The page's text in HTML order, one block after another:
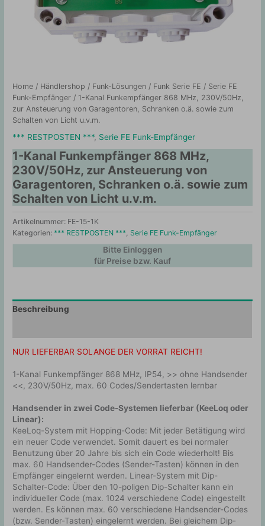
Home / Händlershop / Funk-Lösungen / Funk Serie FE / Serie FE
Funk-Empfänger / 1-Kanal Funkempfänger 868 MHz, 230V/50Hz,
zur Ansteuerung von Garagentoren, Schranken o.ä. sowie zum
Schalten von Licht u.v.m.
*** RESTPOSTEN ***, Serie FE Funk-Empfänger
1-Kanal Funkempfänger 868 MHz,
230V/50Hz, zur Ansteuerung von
Garagentoren, Schranken o.ä. sowie zum
Schalten von Licht u.v.m.
Artikelnummer: FE-15-1K
Kategorien: *** RESTPOSTEN ***, Serie FE Funk-Empfänger
Bitte Einloggen
für Preise bzw. Kauf
Beschreibung
NUR LIEFERBAR SOLANGE DER VORRAT REICHT!
1-Kanal Funkempfänger 868 MHz, IP54, >> ohne Handsender
<<, 230V/50Hz, max. 60 Codes/Sendertasten lernbar
Handsender in zwei Code-Systemen lieferbar (KeeLoq oder
Linear):
KeeLoq-System mit Hopping-Code: Mit jeder Betätigung wird
ein neuer Code verwendet. Somit dauert es bei normaler
Benutzung über 20 Jahre bis sich ein Code wiederholt! Bis
max. 60 Handsender-Codes (Sender-Tasten) können in den
Empfänger eingelernt werden. Linear-System mit Dip-
Schalter-Code: Über den 10-poligen Dip-Schalter kann ein
individueller Code (max. 1024 verschiedene Code) eingestellt
werden. Es können max. 60 verschiedene Handsender-Codes
(bzw. Sender-Tasten) eingelernt werden. Bei gleichem Dip-